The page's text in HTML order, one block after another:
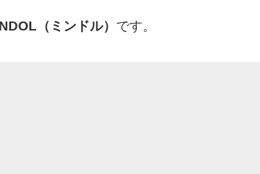
（ミンドル） です。